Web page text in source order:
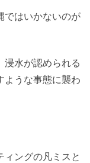
ではいかないのが
浸水が認められる
ような事態に襲わ
ィングの凡ミスと